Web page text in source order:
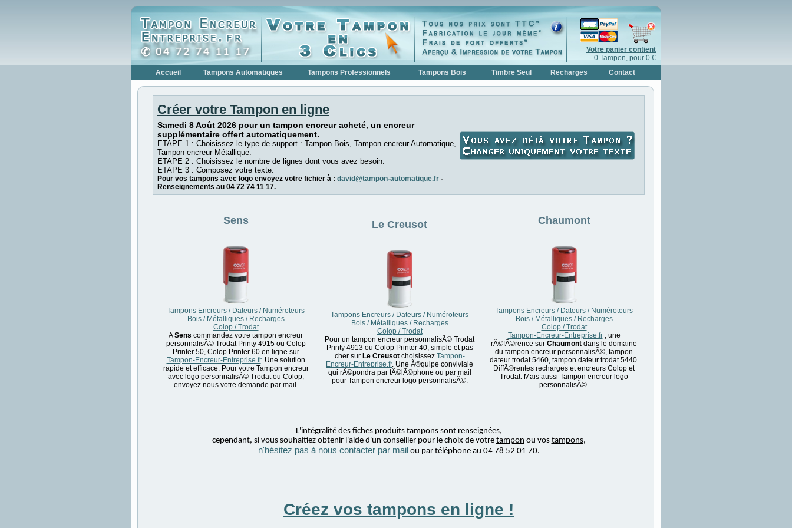
Votre panier contient
0 Tampon, pour 0 €
Accueil
Tampons Automatiques Tampons Professionnels Tampons Bois Timbre Seul Recharges Contact
Créer votre Tampon en ligne
Samedi 8 Août 2026 pour un tampon encreur acheté, un encreur
supplémentaire offert automatiquement.
ETAPE 1 : Choisissez le type de support : Tampon Bois, Tampon encreur Automatique,
Tampon encreur Métallique.
ETAPE 2 : Choisissez le nombre de lignes dont vous avez besoin.
ETAPE 3 : Composez votre texte.
Pour vos tampons avec logo envoyez votre fichier à : david@tampon-automatique.fr-
Renseignements au 04 72 74 11 17.
Sens
Tampons Encreurs / Dateurs / Numéroteurs
Bois / Métalliques / Recharges
Colop / Trodat
ASens commandez votre tampon encreur
personnalisÃ© Trodat Printy 4915 ou Colop
Printer 50, Colop Printer 60 en ligne sur
Tampon-Encreur-Entreprise.fr. Une solution
rapide et efficace. Pour votre Tampon encreur
avec logo personnalisÃ© Trodat ou Colop,
envoyez nous votre demande par mail.
Le Creusot
Tampons Encreurs / Dateurs / Numéroteurs
Bois / Métalliques / Recharges
Colop / Trodat
Pour un tampon encreur personnalisÃ© Trodat
Printy 4913 ou Colop Printer 40, simple et pas
cher sur Le Creusotchoisissez Tampon-
Encreur-Entreprise.fr. Une Ã©quipe conviviale
qui rÃ©pondra par tÃ©lÃ©phone ou par mail
pour Tampon encreur logo personnalisÃ©.
Chaumont
Tampons Encreurs / Dateurs / Numéroteurs
Bois / Métalliques / Recharges
Colop / Trodat
Tampon-Encreur-Entreprise.fr, une
rÃ©fÃ©rence sur Chaumont dans le domaine
du tampon encreur personnalisÃ©, tampon
dateur trodat 5460, tampon dateur trodat 5440.
DiffÃ©rentes recharges et encreurs Colop et
Trodat. Mais aussi Tampon encreur logo
personnalisÃ©.
L'intégralité des fiches produits tampons sont renseignées,
cependant, si vous souhaitiez obtenir l'aide d'un conseiller pour le choix de votre tampon ou vos tampons,
n'hésitez pas à nous contacter par mailou par téléphone au 04 78 52 01 70.
Créez vos tampons en ligne !